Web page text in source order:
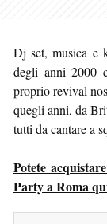
Dj set, musica e
degli anni 2000
proprio revival
quegli anni, da
tutti da cantare a
Potete
Party a Roma